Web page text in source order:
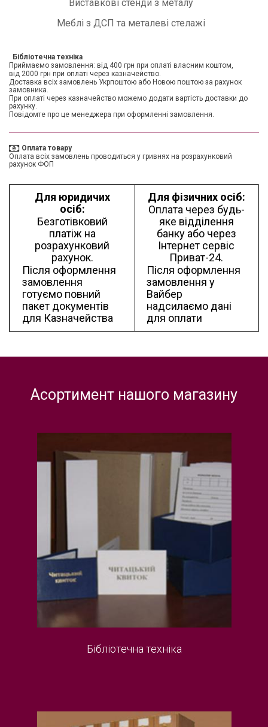
Виставкові стенди з металу
Меблі з ДСП та металеві стелажі
Бібліотечна техніка
Приймаємо замовлення: від 400 грн при оплаті власним коштом,
від 2000 грн при оплаті через казначейство.
Доставка всіх замовлень Укрпоштою або Новою поштою за рахунок
замовника.
При оплаті через казначейство можемо додати вартість доставки до
рахунку.
Повідомте про це менеджера при оформленні замовлення.
Оплата товару
Оплата всіх замовлень проводиться у гривнях на розрахунковий
рахунок ФОП
Для юридичих
осіб:
Безготівковий
платіж на
розрахунковий
рахунок.
Після оформлення
замовлення
готуємо повний
пакет документів
для Казначейства
Для фізичних осіб:
Оплата через будь-
яке відділення
банку або через
Інтернет сервіс
Приват-24.
Після оформлення
замовлення у
Вайбер
надсилаємо дані
для оплати
Асортимент нашого магазину
Бібліотечна техніка